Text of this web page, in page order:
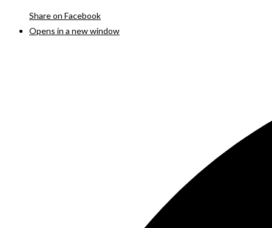
Share on Facebook
Opens in a new window